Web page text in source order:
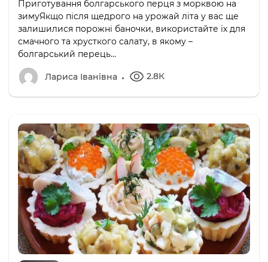
Приготування болгарського перця з морквою на
зимуЯкщо після щедрого на урожай літа у вас ще
залишилися порожні баночки, використайте їх для
смачного та хрусткого салату, в якому –
болгарський перець...
Лариса Іванівна 2.8К